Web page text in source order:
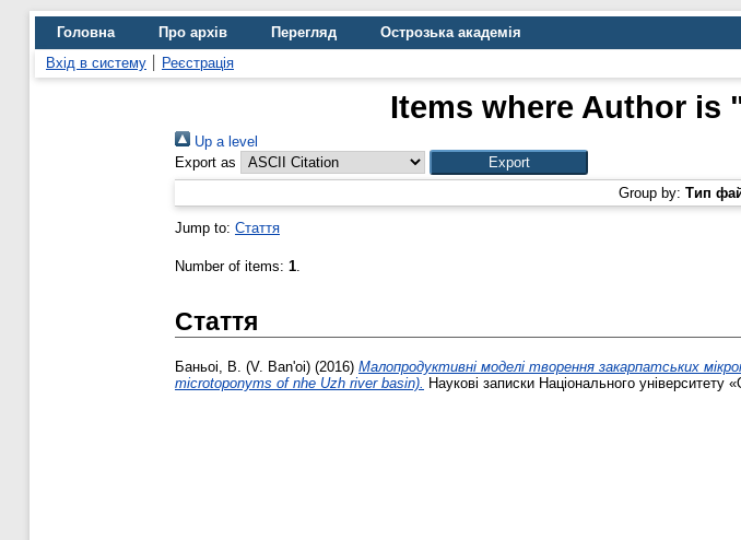
Головна Про архів Перегляд
Острозька академія
Вхід в систему
Реєстрація
Items where Author is
Up a level
Export as
Group by: Тип
Jump to: Стаття
Number of items: 1.
Стаття
Баньоі, В. (V. Ban'oi) (2016) Малопродуктивні моделі творення закарпатських
microtoponyms of nhe Uzh river basin). Наукові записки Національного